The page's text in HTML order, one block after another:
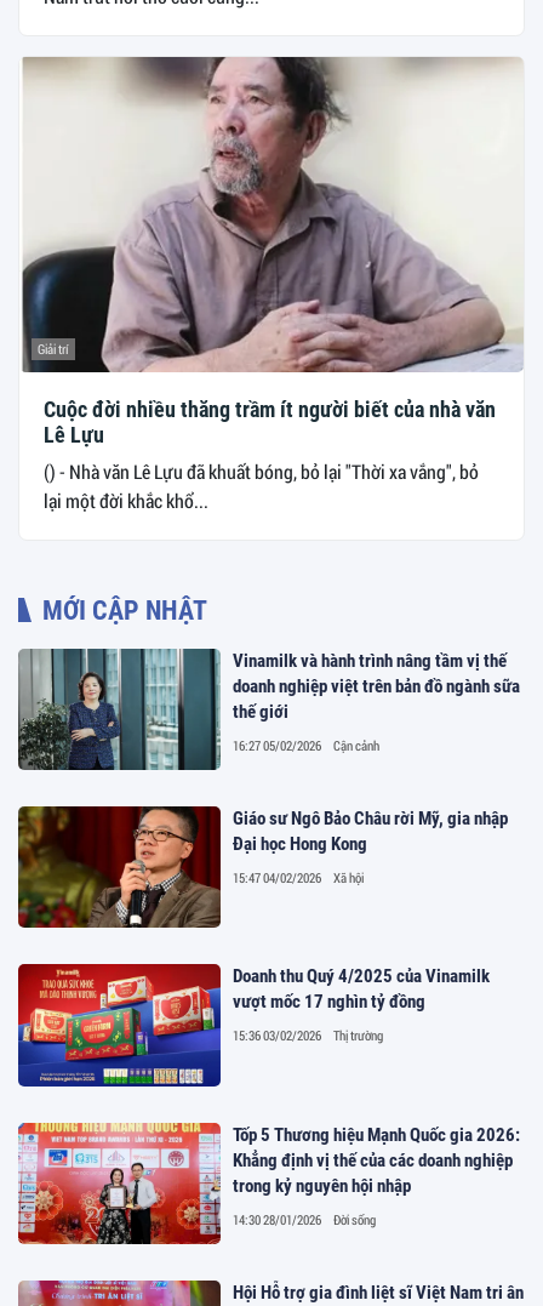
Giải trí
Cuộc đời nhiều thăng trầm ít người biết của nhà văn
Lê Lựu
() - Nhà văn Lê Lựu đã khuất bóng, bỏ lại "Thời xa vắng", bỏ
lại một đời khắc khổ...
MỚI CẬP NHẬT
Vinamilk và hành trình nâng tầm vị thế
doanh nghiệp việt trên bản đồ ngành sữa
thế giới
16:27 05/02/2026 Cận cảnh
Giáo sư Ngô Bảo Châu rời Mỹ, gia nhập
Đại học Hong Kong
15:47 04/02/2026 Xã hội
Doanh thu Quý 4/2025 của Vinamilk
vượt mốc 17 nghìn tỷ đồng
15:36 03/02/2026 Thị trường
Tốp 5 Thương hiệu Mạnh Quốc gia 2026:
Khẳng định vị thế của các doanh nghiệp
trong kỷ nguyên hội nhập
14:30 28/01/2026 Đời sống
Hội Hỗ trợ gia đình liệt sĩ Việt Nam tri ân